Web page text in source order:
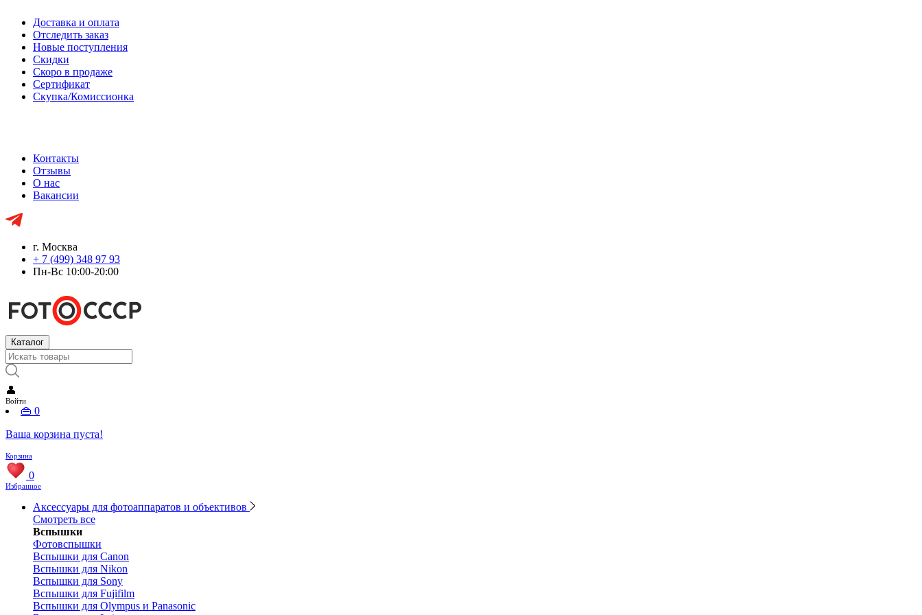
Доставка и оплата
Отследить заказ
Новые поступления
Скидки
Скоро в продаже
Сертификат
Скупка/Комиссионка
Контакты
Отзывы
О нас
Вакансии
г. Москва
+ 7 (499) 348 97 93
Пн-Вс 10:00-20:00
Каталог
👤
Войти
👜 0
Ваша корзина пуста!
Корзина
0
Избранное
Аксессуары для фотоаппаратов и объективов
Смотреть все
Вспышки
Фотовспышки
Вспышки для Canon
Вспышки для Nikon
Вспышки для Sony
Вспышки для Fujifilm
Вспышки для Olympus и Panasonic